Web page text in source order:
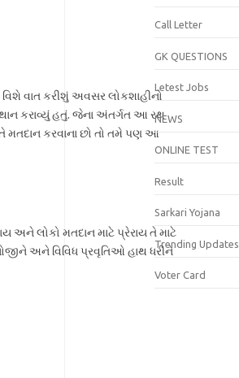
વિશે વાત કરીશું અવસર લોકશાહીનો
કરાવ્યું હતું. જેના અંતર્ગત આ રથ
કરવાના છો તો તમે પણ આ
અને લોકો મતદાન માટે પ્રેરાય તે માટે
અને વિવિધ પ્રવૃતિઓ હાથ ધરીને
Call Letter
GK QUESTIONS
Letest Jobs
NEWS
ONLINE TEST
Result
Sarkari Yojana
Trending Updates
Voter Card